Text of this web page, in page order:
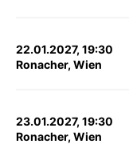
22.01.2027, 19:30
Ronacher, Wien
23.01.2027, 19:30
Ronacher, Wien